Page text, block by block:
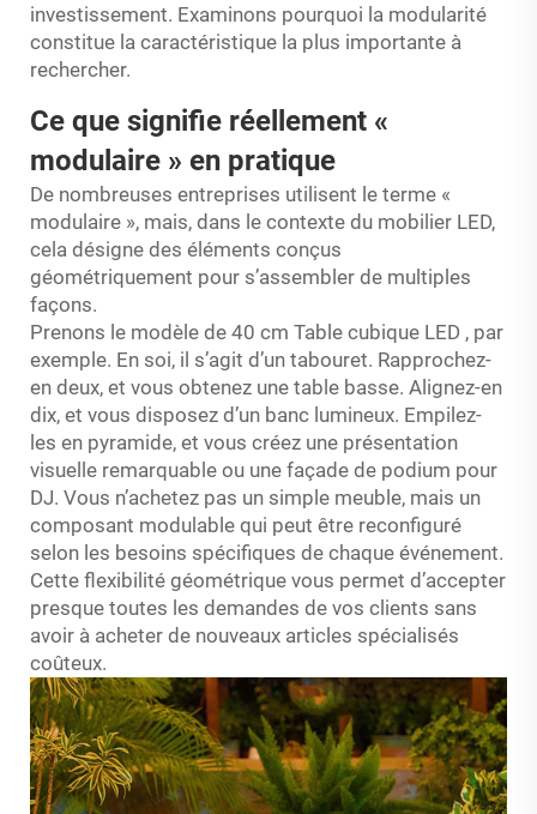
investissement. Examinons pourquoi la modularité
constitue la caractéristique la plus importante à
rechercher.
Ce que signifie réellement «
modulaire » en pratique
De nombreuses entreprises utilisent le terme «
modulaire », mais, dans le contexte du mobilier LED,
cela désigne des éléments conçus
géométriquement pour s’assembler de multiples
façons.
Prenons le modèle de 40 cm Table cubique LED , par
exemple. En soi, il s’agit d’un tabouret. Rapprochez-
en deux, et vous obtenez une table basse. Alignez-en
dix, et vous disposez d’un banc lumineux. Empilez-
les en pyramide, et vous créez une présentation
visuelle remarquable ou une façade de podium pour
DJ. Vous n’achetez pas un simple meuble, mais un
composant modulable qui peut être reconfiguré
selon les besoins spécifiques de chaque événement.
Cette flexibilité géométrique vous permet d’accepter
presque toutes les demandes de vos clients sans
avoir à acheter de nouveaux articles spécialisés
coûteux.